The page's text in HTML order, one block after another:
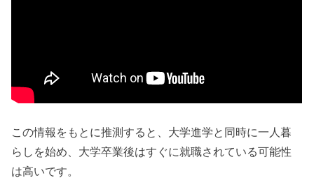
この情報をもとに推測すると、大学進学と同時に一人暮
らしを始め、大学卒業後はすぐに就職されている可能性
は高いです。